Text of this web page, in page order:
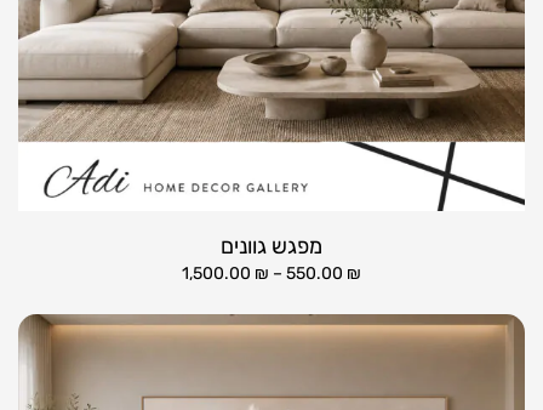
מפגש גוונים
550.00 ₪
–
1,500.00 ₪